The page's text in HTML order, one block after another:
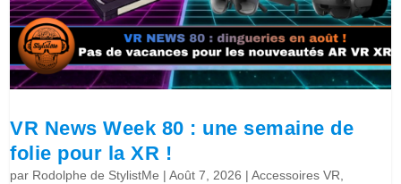
VR News Week 80 : une semaine de
folie pour la XR !
par Rodolphe de StylistMe |Août 7, 2026 |Accessoires VR